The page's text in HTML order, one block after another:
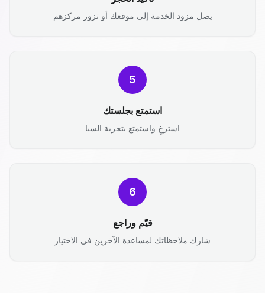
يصل مزود الخدمة إلى موقعك أو تزور مركزهم
5
استمتع بجلستك
استرخِ واستمتع بتجربة السبا
6
قيّم وراجع
شارك ملاحظاتك لمساعدة الآخرين في الاختيار